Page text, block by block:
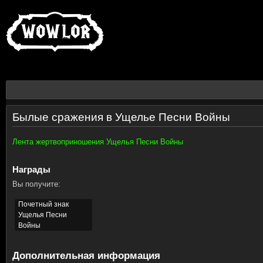
Былые сражения в Ущелье Песни Войны
Лента жертвоприношения Ущелья Песни Войны
Награды
Вы получите:
Почетный знак
Ущелья Песни
Войны
Дополнительная информация